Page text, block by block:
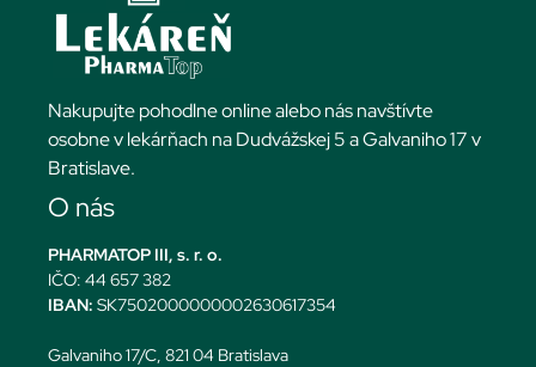
Nakupujte pohodlne online alebo nás navštívte
osobne v lekárňach na Dudvážskej 5 a Galvaniho 17 v
Bratislave.
O nás
PHARMATOP III, s. r. o.
IČO: 44 657 382
IBAN: SK7502000000002630617354
Galvaniho 17/C, 821 04 Bratislava